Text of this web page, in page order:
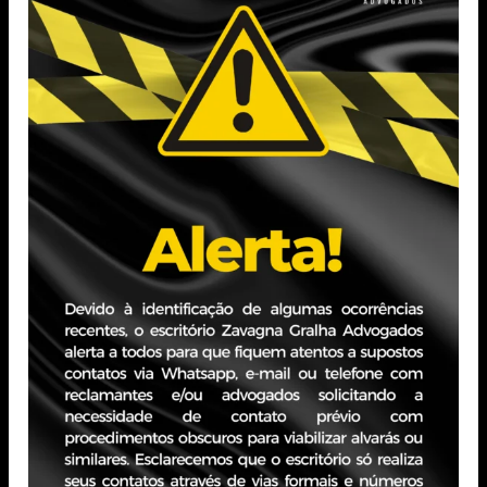
meritocracia, ou continuaremos convivendo com esta
ideia absurda de que o governo resolverá tudo, bastando
que, para isto, continuemos pagando nossos tributos em
dia. Uma sociedade mais justa e equilibrada passará,
necessariamente, por um Estado muito menor, caso
contrário, sigamos nossas vidas produzindo inutilmente
para corruptos e corruptores rirem das nossas caras e
utilizarem o nosso dinheiro.
Tags:
Michel Gralha
Fundador do escritório Zavagna Gralha
Advogados, é especialista nas áreas de
Direito Societário, M&A e Direito
Empresarial. Após oito anos de atuação